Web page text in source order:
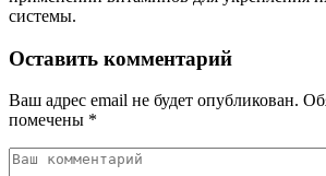
системы.
Оставить комментарий
Ваш адрес email не будет опубликован.
помечены *